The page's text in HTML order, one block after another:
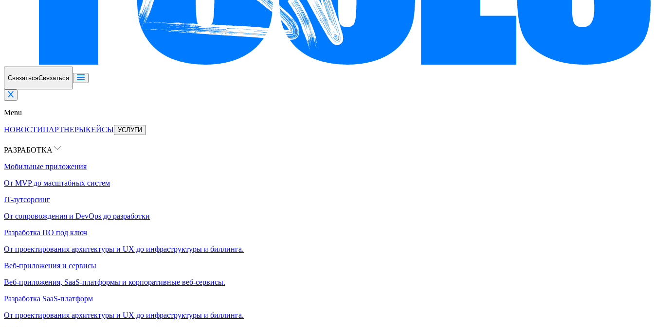
СвязатьсяСвязаться
Menu
НОВОСТИПАРТНЕРЫКЕЙСЫ УСЛУГИ
РАЗРАБОТКА
Мобильные приложения
От MVP до масштабных систем
IT-аутсорсинг
От сопровождения и DevOps до разработки
Разработка ПО под ключ
От проектирования архитектуры и UX до инфраструктуры и биллинга.
Веб-приложения и сервисы
Веб-приложения, SaaS-платформы и корпоративные веб-сервисы.
Разработка SaaS-платформ
От проектирования архитектуры и UX до инфраструктуры и биллинга.